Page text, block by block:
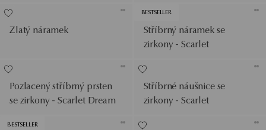
Zlatý náramek
BESTSELLER
Stříbrný náramek se
zirkony - Scarlet
Pozlacený stříbrný prsten
se zirkony - Scarlet Dream
Stříbrné náušnice se
zirkony - Scarlet
BESTSELLER